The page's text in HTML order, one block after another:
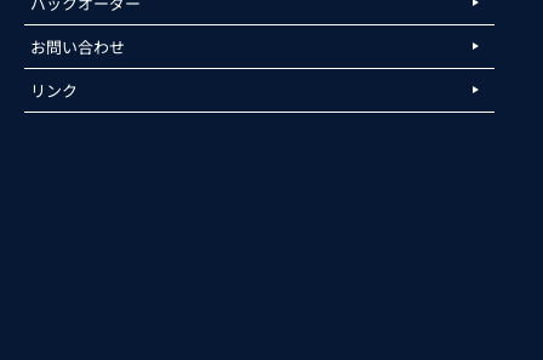
お問い合わせ
リンク